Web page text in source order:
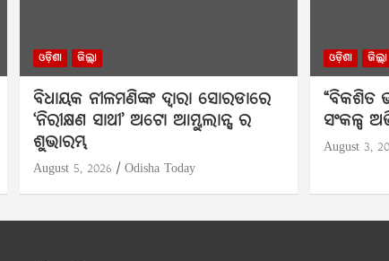
ଓଡ଼ିଶା ଜିଲ୍ଲା
ବିଧାୟକ ନୀଳମଣିଙ୍କ ଦ୍ବାରା ସୋରଡାରେ
‘ନିରୀକ୍ଷଣ ସାଥୀ’ ଅଟୋ ଆମ୍ବୁଲାନ୍ସ ର
ଶୁଭାରମ୍ଭ
August 5, 2026 Odisha Today
ଓଡ଼ିଶା ଜିଲ୍ଲା
“ବିକଶିତ
ସଂକଳ୍ପ
August 3,